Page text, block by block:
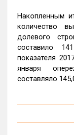
Накопленным
количество
долевого
составило
показателя
января
составляло